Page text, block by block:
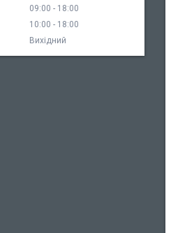
09:00
18:00
10:00
18:00
Вихідний